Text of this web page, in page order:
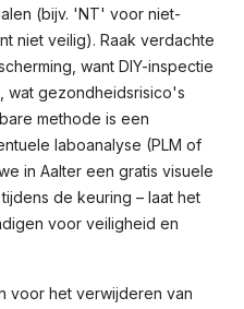
(bijv. 'NT' voor niet-
niet veilig). Raak verdachte
want DIY-inspectie
wat gezondheidsrisico's
methode is een
laboanalyse (PLM of
in Aalter een gratis visuele
de keuring – laat het
voor veiligheid en
voor het verwijderen van